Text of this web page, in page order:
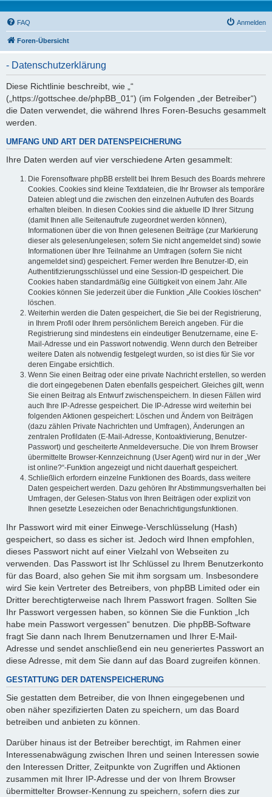
FAQ Anmelden
Foren-Übersicht
- Datenschutzerklärung
Diese Richtlinie beschreibt, wie „“
(„https://gottschee.de/phpBB_01“) (im Folgenden „der Betreiber“)
die Daten verwendet, die während Ihres Foren-Besuchs gesammelt
werden.
UMFANG UND ART DER DATENSPEICHERUNG
Ihre Daten werden auf vier verschiedene Arten gesammelt:
Die Forensoftware phpBB erstellt bei Ihrem Besuch des Boards mehrere
Cookies. Cookies sind kleine Textdateien, die Ihr Browser als temporäre
Dateien ablegt und die zwischen den einzelnen Aufrufen des Boards
erhalten bleiben. In diesen Cookies sind die aktuelle ID Ihrer Sitzung
(damit Ihnen alle Seitenaufrufe zugeordnet werden können),
Informationen über die von Ihnen gelesenen Beiträge (zur Markierung
dieser als gelesen/ungelesen; sofern Sie nicht angemeldet sind) sowie
Informationen über Ihre Teilnahme an Umfragen (sofern Sie nicht
angemeldet sind) gespeichert. Ferner werden Ihre Benutzer-ID, ein
Authentifizierungsschlüssel und eine Session-ID gespeichert. Die
Cookies haben standardmäßig eine Gültigkeit von einem Jahr. Alle
Cookies können Sie jederzeit über die Funktion „Alle Cookies löschen“
löschen.
Weiterhin werden die Daten gespeichert, die Sie bei der Registrierung,
in Ihrem Profil oder Ihrem persönlichem Bereich angeben. Für die
Registrierung sind mindestens ein eindeutiger Benutzername, eine E-
Mail-Adresse und ein Passwort notwendig. Wenn durch den Betreiber
weitere Daten als notwendig festgelegt wurden, so ist dies für Sie vor
deren Eingabe ersichtlich.
Wenn Sie einen Beitrag oder eine private Nachricht erstellen, so werden
die dort eingegebenen Daten ebenfalls gespeichert. Gleiches gilt, wenn
Sie einen Beitrag als Entwurf zwischenspeichern. In diesen Fällen wird
auch Ihre IP-Adresse gespeichert. Die IP-Adresse wird weiterhin bei
folgenden Aktionen gespeichert: Löschen und Ändern von Beiträgen
(dazu zählen Private Nachrichten und Umfragen), Änderungen an
zentralen Profildaten (E-Mail-Adresse, Kontoaktivierung, Benutzer-
Passwort) und gescheiterte Anmeldeversuche. Die von Ihrem Browser
übermittelte Browser-Kennzeichnung (User Agent) wird nur in der „Wer
ist online?“-Funktion angezeigt und nicht dauerhaft gespeichert.
Schließlich erfordern einzelne Funktionen des Boards, dass weitere
Daten gespeichert werden. Dazu gehören Ihr Abstimmungsverhalten bei
Umfragen, der Gelesen-Status von Ihren Beiträgen oder explizit von
Ihnen gesetzte Lesezeichen oder Benachrichtigungsfunktionen.
Ihr Passwort wird mit einer Einwege-Verschlüsselung (Hash)
gespeichert, so dass es sicher ist. Jedoch wird Ihnen empfohlen,
dieses Passwort nicht auf einer Vielzahl von Webseiten zu
verwenden. Das Passwort ist Ihr Schlüssel zu Ihrem Benutzerkonto
für das Board, also gehen Sie mit ihm sorgsam um. Insbesondere
wird Sie kein Vertreter des Betreibers, von phpBB Limited oder ein
Dritter berechtigterweise nach Ihrem Passwort fragen. Sollten Sie
Ihr Passwort vergessen haben, so können Sie die Funktion „Ich
habe mein Passwort vergessen“ benutzen. Die phpBB-Software
fragt Sie dann nach Ihrem Benutzernamen und Ihrer E-Mail-
Adresse und sendet anschließend ein neu generiertes Passwort an
diese Adresse, mit dem Sie dann auf das Board zugreifen können.
GESTATTUNG DER DATENSPEICHERUNG
Sie gestatten dem Betreiber, die von Ihnen eingegebenen und
oben näher spezifizierten Daten zu speichern, um das Board
betreiben und anbieten zu können.
Darüber hinaus ist der Betreiber berechtigt, im Rahmen einer
Interessenabwägung zwischen Ihren und seinen Interessen sowie
den Interessen Dritter, Zeitpunkte von Zugriffen und Aktionen
zusammen mit Ihrer IP-Adresse und der von Ihrem Browser
übermittelter Browser-Kennung zu speichern, sofern dies zur